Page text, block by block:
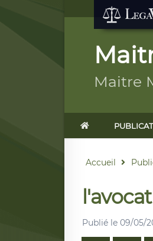
Maitre
Accueil
Publié le 09/05/